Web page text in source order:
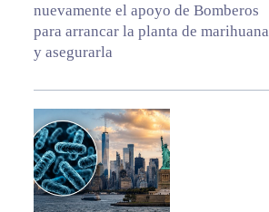
nuevamente el apoyo de Bomberos
para arrancar la planta de marihuana
y asegurarla